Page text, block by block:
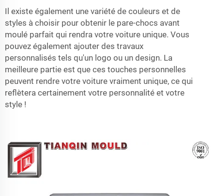
Il existe également une variété de couleurs et de
styles à choisir pour obtenir le pare-chocs avant
moulé parfait qui rendra votre voiture unique. Vous
pouvez également ajouter des travaux
personnalisés tels qu'un logo ou un design. La
meilleure partie est que ces touches personnelles
peuvent rendre votre voiture vraiment unique, ce qui
reflètera certainement votre personnalité et votre
style !